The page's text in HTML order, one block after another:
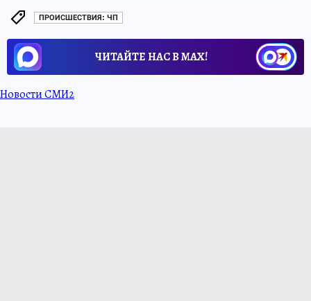
ПРОИСШЕСТВИЯ: ЧП
ЧИТАЙТЕ НАС В МАХ!
Новости СМИ2